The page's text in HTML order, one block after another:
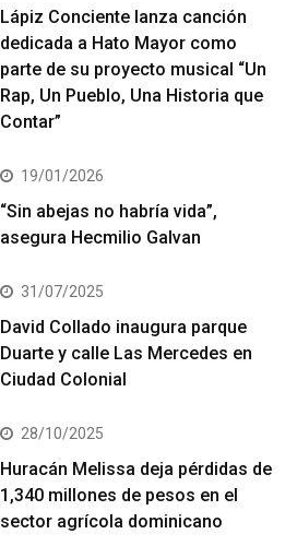
Lápiz Conciente lanza canción
dedicada a Hato Mayor como
parte de su proyecto musical “Un
Rap, Un Pueblo, Una Historia que
Contar”
19/01/2026
“Sin abejas no habría vida”,
asegura Hecmilio Galvan
31/07/2025
David Collado inaugura parque
Duarte y calle Las Mercedes en
Ciudad Colonial
28/10/2025
Huracán Melissa deja pérdidas de
1,340 millones de pesos en el
sector agrícola dominicano